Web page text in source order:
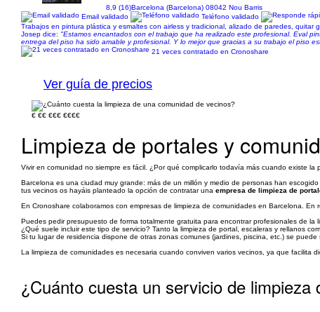
8,9 (16)Barcelona (Barcelona) 08042 Nou Barris
Email validado
Teléfono validado
Trabajos en pintura plástica y esmaltes con airless y tradicional, alizado de paredes, quitar
Josep dice: "Estamos encantados con el trabajo que ha realizado este profesional. Eval
entrega del piso ha sido amable y profesional. Y lo mejor que gracias a su trabajo el piso
21 veces contratado en Cronoshare
Ver guía de precios
€ €€ €€€ €€€€
Limpieza de portales y
Vivir en comunidad no siempre es fácil. ¿Por qué complicarlo todavía más cuando existe
Barcelona es una ciudad muy grande: más de un millón y medio de personas han
tus vecinos os hayáis planteado la opción de contratar una empresa de limpieza de
En Cronoshare colaboramos con empresas de limpieza de comunidades en Barcelona.
Puedes pedir presupuesto de forma totalmente gratuita para encontrar profesionales de
¿Qué suele incluir este tipo de servicio? Tanto la limpieza de portal, escaleras y rellanos
Si tu lugar de residencia dispone de otras zonas comunes (jardines, piscina, etc.) se
La limpieza de comunidades es necesaria cuando conviven varios vecinos, ya que facilita
¿Cuánto cuesta un servicio de